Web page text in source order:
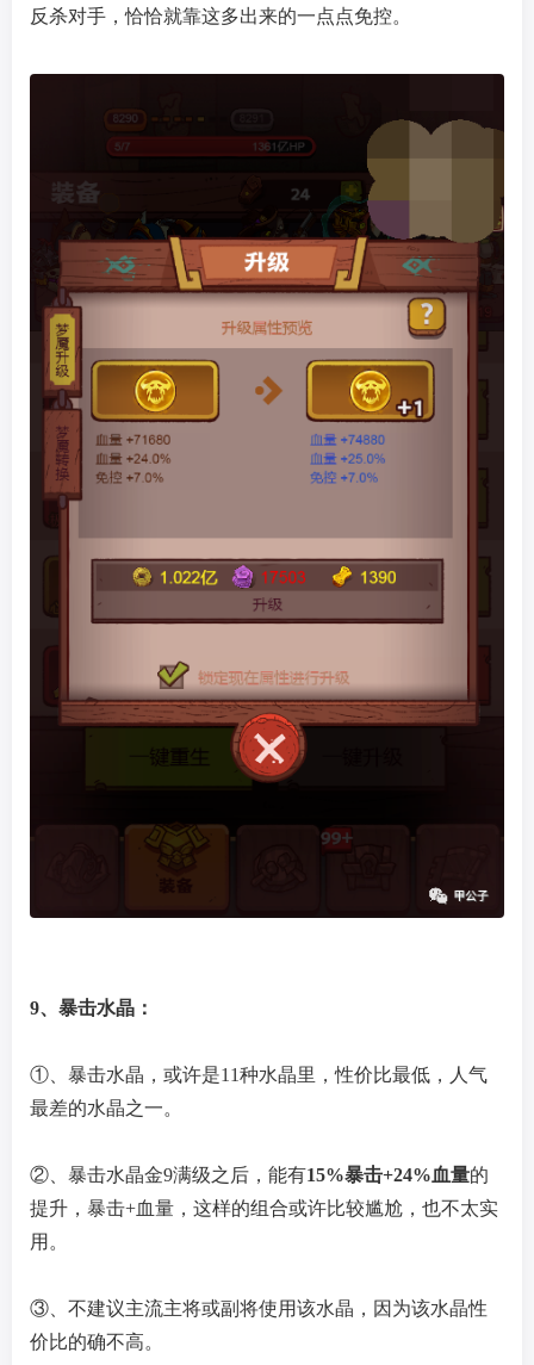
反杀对手，恰恰就靠这多出来的一点点免控。
9、暴击水晶：
①、暴击水晶，或许是11种水晶里，性价比最低，人气
最差的水晶之一。
②、暴击水晶金9满级之后，能有15%暴击+24%血量的
提升，暴击+血量，这样的组合或许比较尴尬，也不太实
用。
③、不建议主流主将或副将使用该水晶，因为该水晶性
价比的确不高。